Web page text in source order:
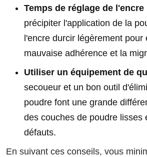
Temps de réglage de l'encre
précipiter l'application de la
l'encre durcir légèrement pour
mauvaise adhérence et la
Utiliser un équipement de
secoueur et un bon outil
poudre font une grande
des couches de poudre lisses
défauts.
En suivant ces conseils, vous